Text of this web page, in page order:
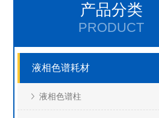
产品分类
PRODUCT
液相色谱耗材
液相色谱柱